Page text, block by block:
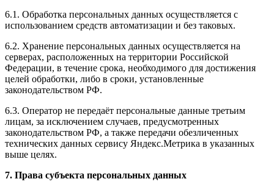
6.1. Обработка персональных данных осуществляется с
использованием средств автоматизации и без таковых.
6.2. Хранение персональных данных осуществляется на
серверах, расположенных на территории Российской
Федерации, в течение срока, необходимого для достижения
целей обработки, либо в сроки, установленные
законодательством РФ.
6.3. Оператор не передаёт персональные данные третьим
лицам, за исключением случаев, предусмотренных
законодательством РФ, а также передачи обезличенных
технических данных сервису Яндекс.Метрика в указанных
выше целях.
7. Права субъекта персональных данных